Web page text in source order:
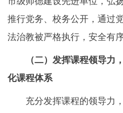
推行党务、校务公开，通过
法治教被严格执行，安全有
（二）发挥课程领导力
化课程体系
充分发挥课程的领导力